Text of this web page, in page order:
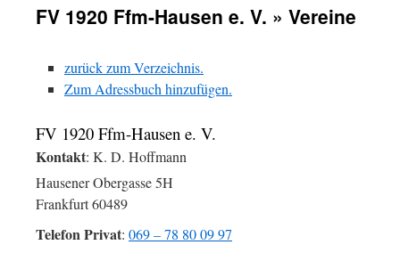
FV 1920 Ffm-Hausen e. V. » Vereine
zurück zum Verzeichnis.
Zum Adressbuch hinzufügen.
FV 1920 Ffm-Hausen e. V.
Kontakt: K. D. Hoffmann
Hausener Obergasse 5H
Frankfurt60489
Telefon Privat: 069 – 78 80 09 97